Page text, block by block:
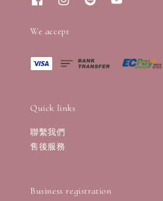
We accept
Quick links
聯繫我們
售後服務
Business registration